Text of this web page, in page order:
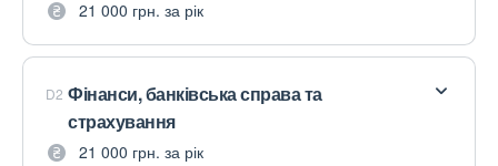
21 000 грн. за рік
D2 Фінанси, банківська справа та
страхування
21 000 грн. за рік